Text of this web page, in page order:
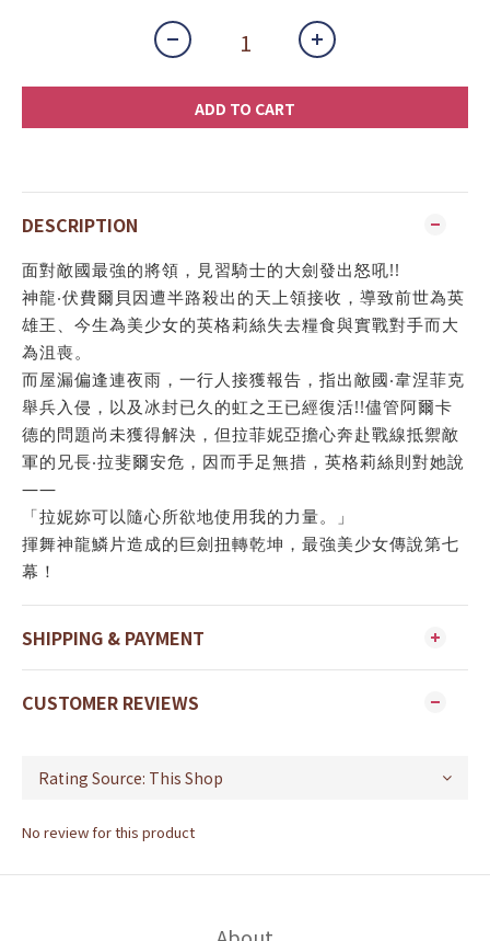
ADD TO CART
DESCRIPTION
面對敵國最強的將領，見習騎士的大劍發出怒吼!!
神龍‧伏費爾貝因遭半路殺出的天上領接收，導致前世為英
雄王、今生為美少女的英格莉絲失去糧食與實戰對手而大
為沮喪。
而屋漏偏逢連夜雨，一行人接獲報告，指出敵國‧韋涅菲克
舉兵入侵，以及冰封已久的虹之王已經復活!!儘管阿爾卡
德的問題尚未獲得解決，但拉菲妮亞擔心奔赴戰線抵禦敵
軍的兄長‧拉斐爾安危，因而手足無措，英格莉絲則對她說
――
「拉妮妳可以隨心所欲地使用我的力量。」
揮舞神龍鱗片造成的巨劍扭轉乾坤，最強美少女傳說第七
幕！
SHIPPING & PAYMENT
CUSTOMER REVIEWS
No review for this product